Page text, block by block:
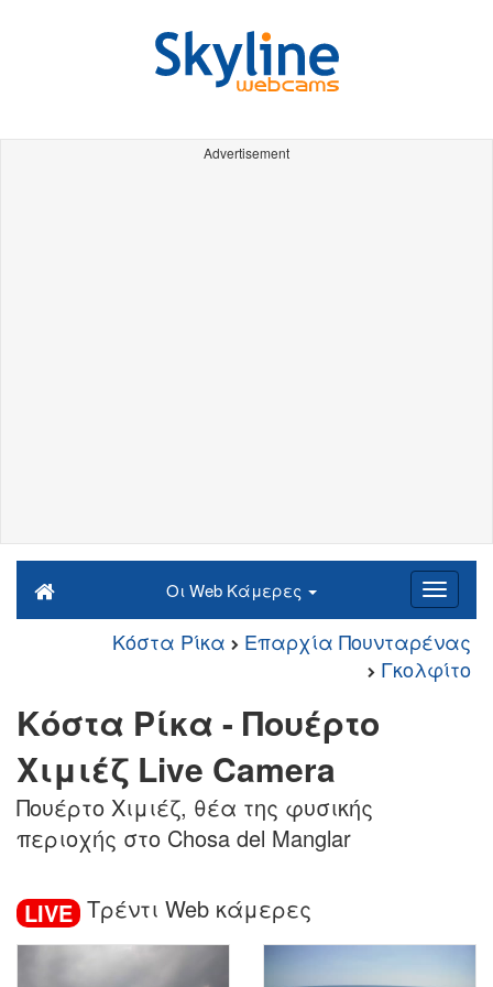
Advertisement
Οι Web Κάμερες
Κόστα Ρίκα
Επαρχία Πουνταρένας
Γκολφίτο
Κόστα Ρίκα - Πουέρτο
Χιμιέζ Live Camera
Πουέρτο Χιμιέζ, θέα της φυσικής
περιοχής στο Chosa del Manglar
LIVE Τρέντι Web κάμερες